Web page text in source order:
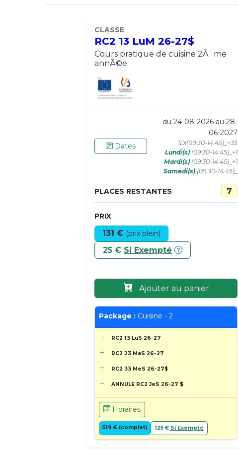
CLASSE
RC2 13 LuM 26-27$
Cours pratique de cuisine 2Ã¨me
annÃ©e.
Dates
du 24-08-2026 au 28-
06-2027
1Di(09:30-14:45)_+35
Lundi(s) (09:30-14:45)_+1
Mardi(s) (09:30-14:45)_+1
Samedi(s) (09:30-14:45)_
PLACES RESTANTES 7
PRIX
131 € (prix plein)
25 € Si Exempté
Ajouter au panier
Package : Cuisine - 2
RC2 13 LuS 26-27
RC2 23 MaS 26-27
RC2 33 MeS 26-27$
ANNULE RC2 JeS 26-27 $
Horaires
519 € (complet) 125 € Si Exempté